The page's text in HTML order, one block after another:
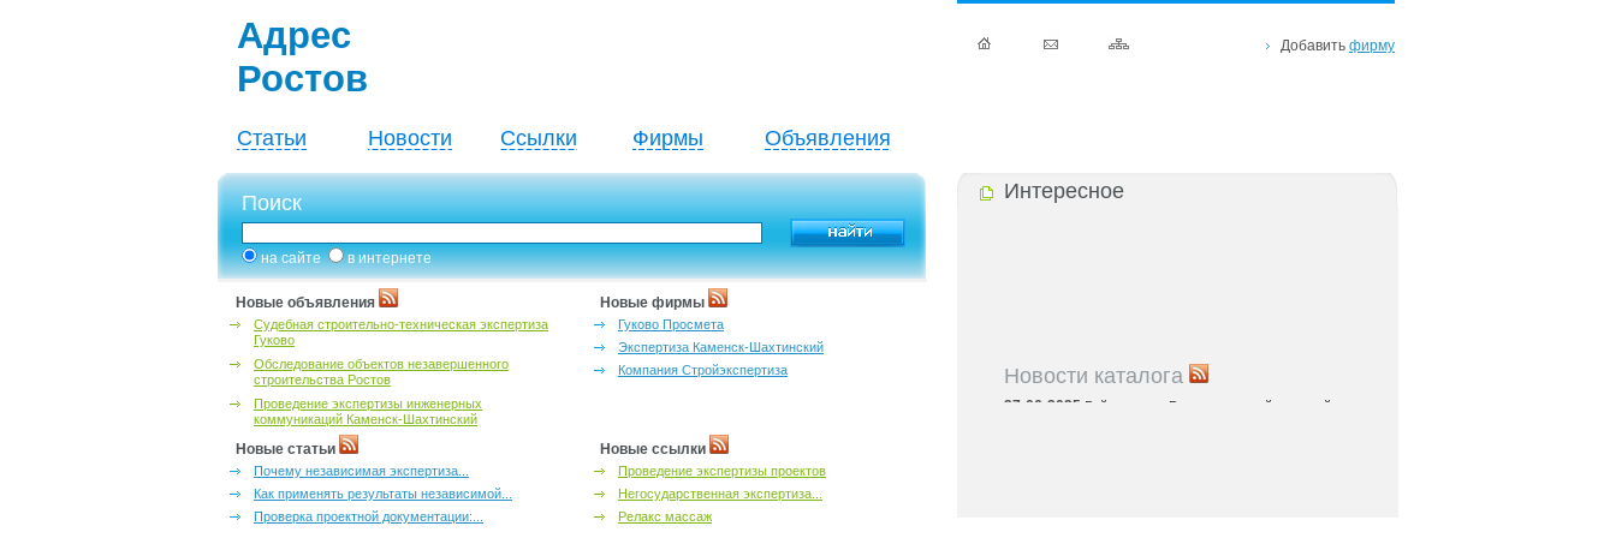
Адрес
Ростов
Статьи Новости Ссылки Фирмы Объявления
Добавить фирму
Поиск
на сайте в интернете
Новые объявления
Судебная строительно-техническая экспертиза
Гуково
Обследование объектов незавершенного
строительства Ростов
Проведение экспертизы инженерных
коммуникаций Каменск-Шахтинский
Новые фирмы
Гуково Просмета
Экспертиза Каменск-Шахтинский
Компания Стройэкспертиза
Новые статьи
Почему независимая экспертиза...
Как применять результаты независимой...
Проверка проектной документации:...
Новые ссылки
Проведение экспертизы проектов
Негосударственная экспертиза...
Релакс массаж
Интересное
Новости каталога
27-06-2025 Рейтинг улиц Ростова с самой развитой